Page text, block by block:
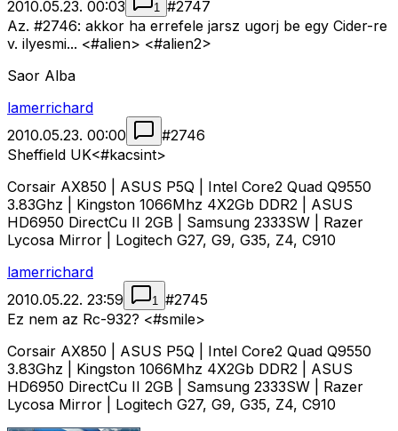
2010.05.23. 00:03 1 #2747
Az. #2746: akkor ha errefele jarsz ugorj be egy Cider-re
v. ilyesmi... <#alien> <#alien2>
Saor Alba
lamerrichard
2010.05.23. 00:00
#2746
Sheffield UK<#kacsint>
Corsair AX850 | ASUS P5Q | Intel Core2 Quad Q9550
3.83Ghz | Kingston 1066Mhz 4X2Gb DDR2 | ASUS
HD6950 DirectCu II 2GB | Samsung 2333SW | Razer
Lycosa Mirror | Logitech G27, G9, G35, Z4, C910
lamerrichard
2010.05.22. 23:59
1 #2745
Ez nem az Rc-932? <#smile>
Corsair AX850 | ASUS P5Q | Intel Core2 Quad Q9550
3.83Ghz | Kingston 1066Mhz 4X2Gb DDR2 | ASUS
HD6950 DirectCu II 2GB | Samsung 2333SW | Razer
Lycosa Mirror | Logitech G27, G9, G35, Z4, C910